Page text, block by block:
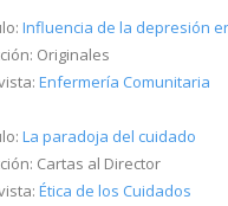
Influencia de la depresión
Originales
Enfermería Comunitaria
La paradoja del cuidado
Cartas al Director
Ética de los Cuidados